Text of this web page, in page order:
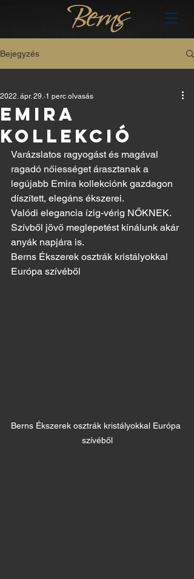
Bejegyzés
EMIRA
KOLLEKCIÓ
2022. ápr. 29. 1 perc olvasás
Varázslatos ragyogást és magával
ragadó nőiességet árasztanak a
legújabb Emira kollekciónk gazdagon
díszített, elegáns ékszerei.
Valódi elegancia ízig-vérig NŐKNEK.
Szívből jövő meglepetést kínálunk akár
anyák napjára is.
Berns Ékszerek osztrák kristályokkal
Európa szívéből
Berns Ékszerek osztrák kristályokkal Európa
szívéből